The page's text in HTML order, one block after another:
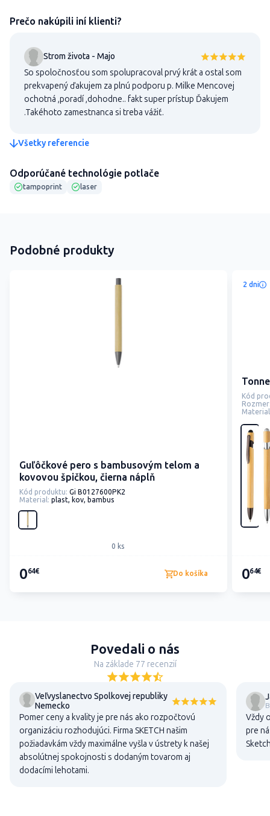
Prečo nakúpili iní klienti?
Strom života - Majo
So spoločnosťou som spolupracoval prvý krát a ostal som
prekvapený ďakujem za plnú podporu p. Milke Mencovej
ochotná ,poradí ,dohodne.. fakt super prístup Ďakujem
.Takéhoto zamestnanca si treba vážiť.
Všetky referencie
Odporúčané technológie potlače
tampoprint laser
Podobné produkty
Guľôčkové pero s bambusovým telom a
kovovou špičkou, čierna náplň
Kód produktu: Gi B0127600PK2
Material: plast, kov, bambus
0 ks
064€ Do košíka
2 dni
Kód
064€
Povedali o nás
Na základe 77 recenzií
Veľvyslanectvo Spolkovej republiky
Nemecko
Pomer ceny a kvality je pre nás ako rozpočtovú
organizáciu rozhodujúci. Firma SKETCH našim
požiadavkám vždy maximálne vyšla v ústrety k našej
absolútnej spokojnosti s dodaným tovarom aj
dodacími lehotami.
Vždy
pre